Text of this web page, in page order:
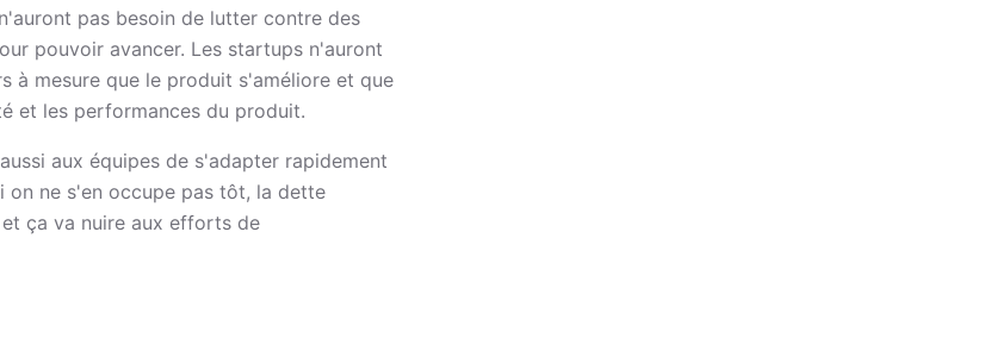
pas besoin de lutter contre des
pouvoir avancer. Les startups n'auront
à mesure que le produit s'améliore et que
et les performances du produit.
aux équipes de s'adapter rapidement
on ne s'en occupe pas tôt, la dette
ça va nuire aux efforts de